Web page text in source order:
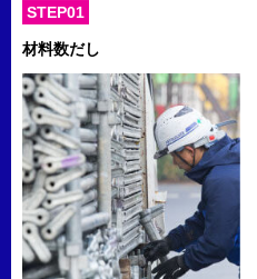
STEP01
材料数だし